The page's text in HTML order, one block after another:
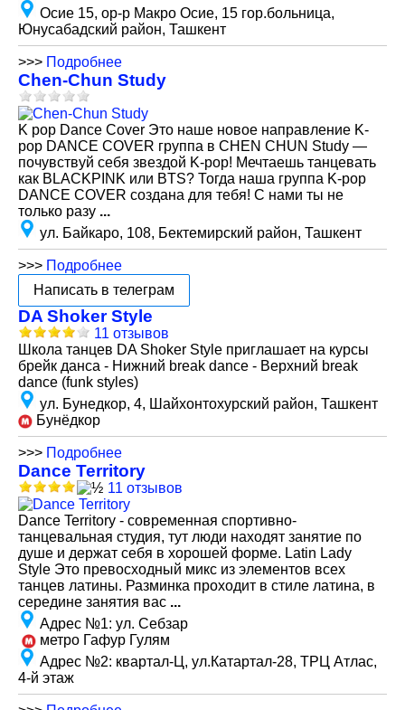
Осие 15, ор-р Макро Осие, 15 гор.больница,
Юнусабадский район, Ташкент
>>> Подробнее
Chen-Chun Study
K pop Dance Cover Это наше новое направление K-
pop DANCE COVER группа в CHEN CHUN Study —
почувствуй себя звездой K-pop! Мечтаешь танцевать
как BLACKPINK или BTS? Тогда наша группа K-pop
DANCE COVER создана для тебя! С нами ты не
только разу ...
ул. Байкаро, 108, Бектемирский район, Ташкент
>>> Подробнее
Написать в телеграм
DA Shoker Style
11 отзывов
Школа танцев DA Shoker Style приглашает на курсы
брейк данса - Нижний break dance - Верхний break
dance (funk styles)
ул. Бунедкор, 4, Шайхонтохурский район, Ташкент
Бунёдкор
>>> Подробнее
Dance Territory
11 отзывов
Dance Territory - современная спортивно-
танцевальная студия, тут люди находят занятие по
душе и держат себя в хорошей форме. Latin Lady
Style Это превосходный микс из элементов всех
танцев латины. Разминка проходит в стиле латина, в
середине занятия вас ...
Адрес №1: ул. Себзар
метро Гафур Гулям
Адрес №2: квартал-Ц, ул.Катартал-28, ТРЦ Атлас,
4-й этаж